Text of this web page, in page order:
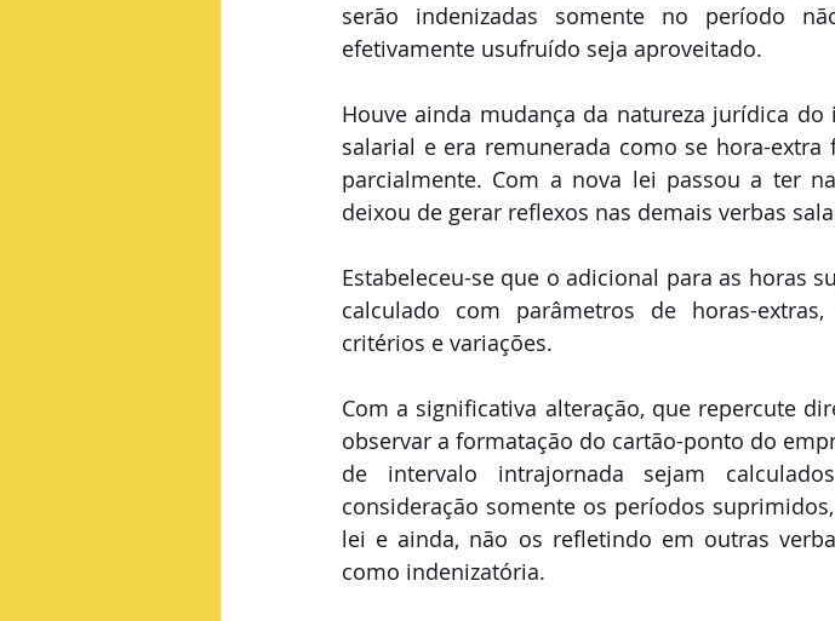
serão indenizadas somente no período
efetivamente usufruído seja aproveitado.
Houve ainda mudança da natureza jurídica
salarial e era remunerada como se hora-
parcialmente. Com a nova lei passou a ter
deixou de gerar reflexos nas demais verbas
Estabeleceu-se que o adicional para as horas
calculado com parâmetros de horas-
critérios e variações.
Com a significativa alteração, que repercute
observar a formatação do cartão-ponto do
de intervalo intrajornada sejam
consideração somente os períodos
lei e ainda, não os refletindo em outras
como indenizatória.